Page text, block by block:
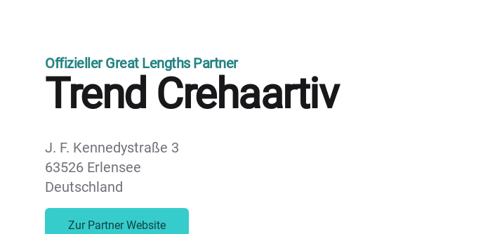
Offizieller Great Lengths Partner
Trend Crehaartiv
J. F. Kennedystraße 3
63526 Erlensee
Deutschland
Zur Partner Website